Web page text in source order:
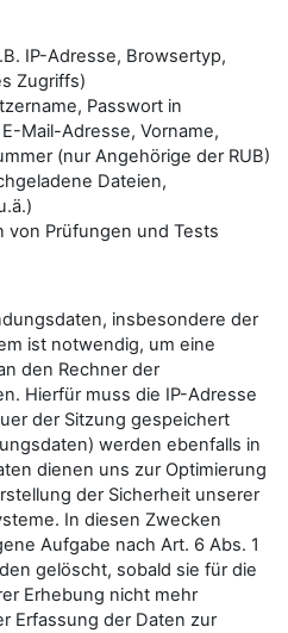
IP-Adresse, Browsertyp,
Zugriffs)
Passwort in
Mail-Adresse, Vorname,
(nur Angehörige der RUB)
Dateien,
von Prüfungen und Tests
insbesondere der
ist notwendig, um eine
den Rechner der
Hierfür muss die IP-Adresse
der Sitzung gespeichert
werden ebenfalls in
dienen uns zur Optimierung
der Sicherheit unserer
In diesen Zwecken
Aufgabe nach Art. 6 Abs. 1
gelöscht, sobald sie für die
Erhebung nicht mehr
Erfassung der Daten zur